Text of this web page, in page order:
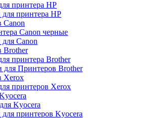
принтера HP
принтера HP
Сanon
Сanon черные
Сanon
Brother
принтера Brother
Принтеров Brother
Xerox
принтеров Xerox
Kyocera
принтеров Kyocera